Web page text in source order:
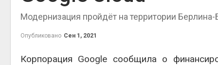
Модернизация пройдёт на территории Берлина-
Опубликовано Сен 1, 2021
Корпорация Google сообщила о
Авг 7,